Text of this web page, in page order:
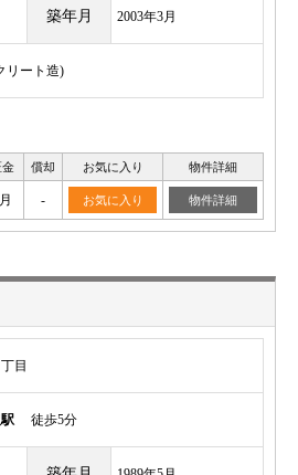
築年月 2003年3月
リート造)
償却 お気に入り 物件詳細
- お気に入り 物件詳細
目
徒歩5分